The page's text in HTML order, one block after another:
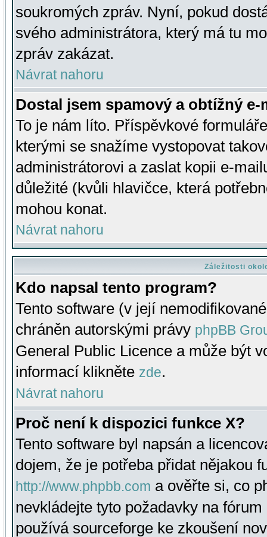
soukromých zpráv. Nyní, pokud
svého administrátora, který má tu
zpráv zakázat.
Návrat nahoru
Dostal jsem spamový a obtížný
To je nám líto. Příspěvkové
kterými se snažíme vystopovat
administrátorovi a zaslat kopii e-
důležité (kvůli hlavičce, která
mohou konat.
Návrat nahoru
Záležitosti
Kdo napsal tento program?
Tento software (v její
chráněn autorskými právy phpBB
General Public Licence a může být
informací klikněte zde.
Návrat nahoru
Proč není k dispozici funkce X?
Tento software byl napsán a
dojem, že je potřeba přidat nějakou
http://www.phpbb.com a ověřte si, co
nevkládejte tyto požadavky na
používá sourceforge ke zkoušení